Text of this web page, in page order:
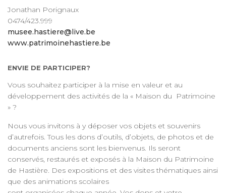
Jonathan Porignaux
0474/423.999
musee.hastiere@live.be
www.patrimoinehastiere.be
ENVIE DE PARTICIPER?
Vous souhaitez participer à la mise en valeur et au
développement des activités de la « Maison du Patrimoine
» ?
Nous vous invitons à y déposer vos objets et souvenirs
d’autrefois. Tous les dons d’outils, d’objets, de photos et de
documents anciens sont les bienvenus. Ils seront
conservés, restaurés et exposés à la Maison du Patrimoine
de Hastière. Des expositions et des visites thématiques ainsi
que des animations scolaires